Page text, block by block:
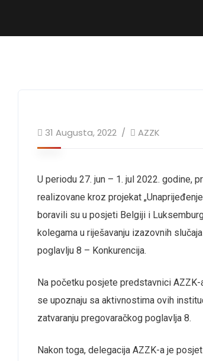
31 Augusta, 2022 AZZK
U periodu 27. jun – 1. jul 2022. godine,
realizovane kroz projekat
boravili su u posjeti Belgiji i
kolegama u riješavanju izazovnih
poglavlju 8 – Konkurencija.
Na početku posjete predstavnici
se upoznaju sa aktivnostima ovih
zatvaranju pregovaračkog poglavlja 8.
Nakon toga, delegacija AZZK-a je